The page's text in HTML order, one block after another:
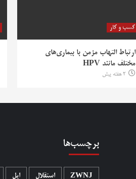
کسب و کار
ارتباط التهاب مزمن با بیماری‌های
مختلف مانند HPV
2 هفته پیش
برچسب‌ها
ZWNJ استقلال اپل